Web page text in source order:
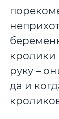
кролики
руку –
да и